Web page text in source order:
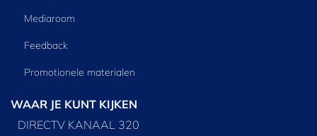
Mediaroom
Feedback
Promotionele materialen
WAAR JE KUNT KIJKEN
DIRECTV KANAAL 320